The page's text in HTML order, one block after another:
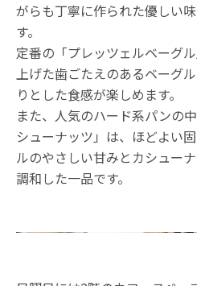
がらも丁寧に作られた優しい
す。
定番の「プレッツェルベーグ
上げた歯ごたえのあるベーグ
りとした食感が楽しめます。
また、人気のハード系パンの
シューナッツ」は、ほどよい
ルのやさしい甘みとカシュー
調和した一品です。